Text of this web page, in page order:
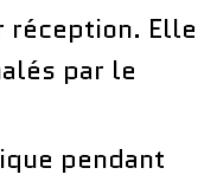
réception. Elle
par le
pendant